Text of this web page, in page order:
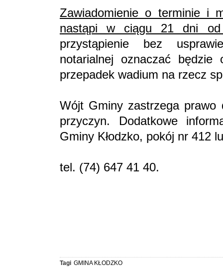
Zawiadomienie o terminie i
nastąpi w ciągu 21 dni od
przystąpienie bez
notarialnej oznaczać
przepadek wadium na rzecz
Wójt Gminy zastrzega prawo
przyczyn. Dodatkowe
Gminy Kłodzko, pokój nr 412
tel. (74)
Tagi GMINA KŁODZKO